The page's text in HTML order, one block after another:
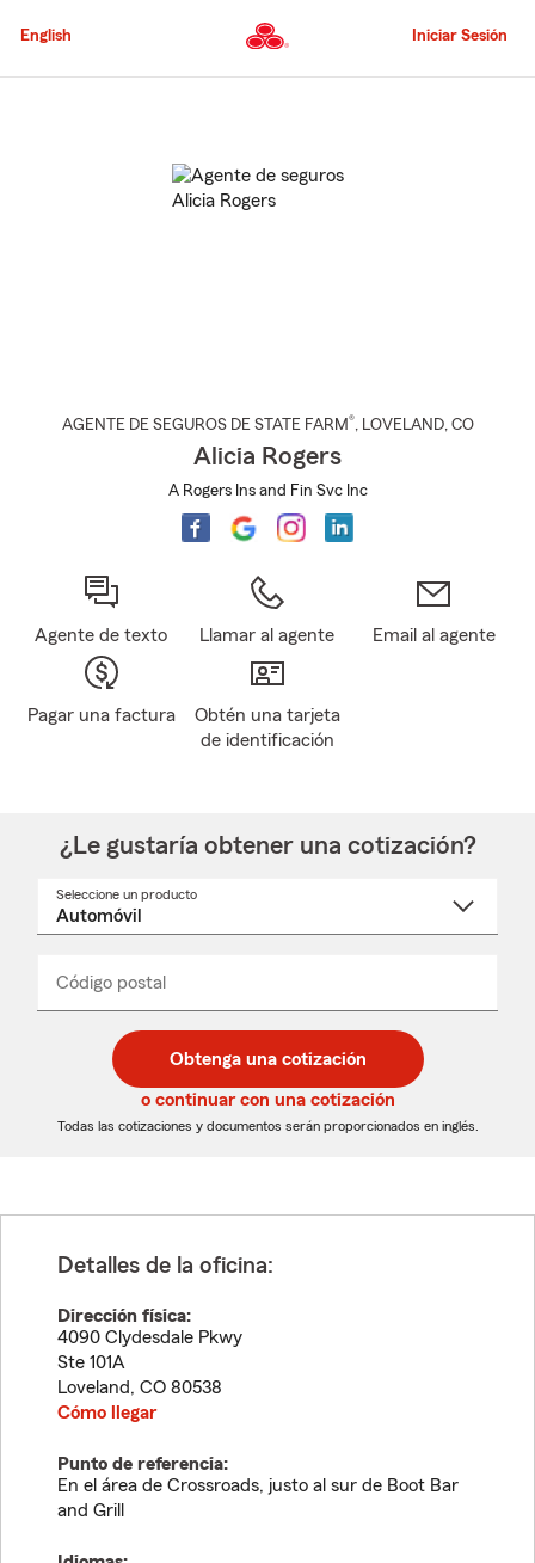
al
principal
English Iniciar Sesión
AGENTE DE SEGUROS DE STATE FARM®, LOVELAND, CO
Alicia Rogers
A Rogers Ins and Fin Svc Inc
Agente de texto Llamar al agente Email al agente
Pagar una factura
Obtén una tarjeta
de identificación
¿Le gustaría obtener una cotización?
Seleccione un producto
desplegable
Código postal
de
5
dígitos
de
5
dígitos
_____
Obtenga una cotización
o continuar con una cotización
Todas las cotizaciones y documentos serán proporcionados en inglés.
Detalles de la oficina:
Dirección física:
4090 Clydesdale Pkwy
Ste 101A
Loveland, CO 80538
Cómo llegar
Punto de referencia:
En el área de Crossroads, justo al sur de Boot Bar
and Grill